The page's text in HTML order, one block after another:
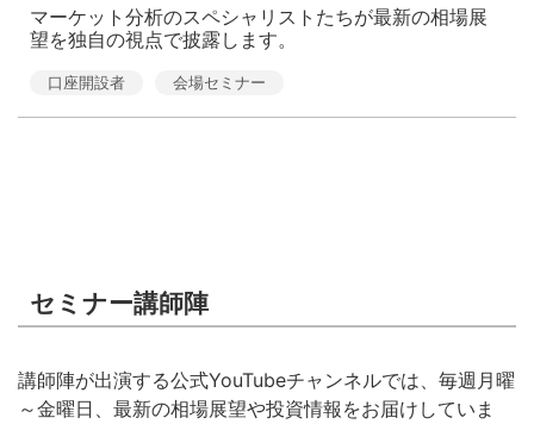
マーケット分析のスペシャリストたちが最新の相場展
望を独自の視点で披露します。
口座開設者 会場セミナー
セミナー講師陣
講師陣が出演する公式YouTubeチャンネルでは、毎週月曜
～金曜日、最新の相場展望や投資情報をお届けしていま